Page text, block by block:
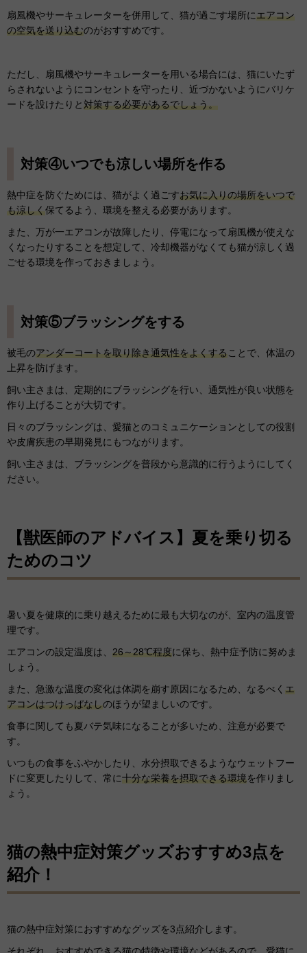
扇風機やサーキュレーターを併用して、猫が過ごす場所にエアコン
の空気を送り込むのがおすすめです。
ただし、扇風機やサーキュレーターを用いる場合には、猫にいたず
らされないようにコンセントを守ったり、近づかないようにバリケ
ードを設けたりと対策する必要があるでしょう。
対策④いつでも涼しい場所を作る
熱中症を防ぐためには、猫がよく過ごすお気に入りの場所をいつで
も涼しく保てるよう、環境を整える必要があります。
また、万が一エアコンが故障したり、停電になって扇風機が使えな
くなったりすることを想定して、冷却機器がなくても猫が涼しく過
ごせる環境を作っておきましょう。
対策⑤ブラッシングをする
被毛のアンダーコートを取り除き通気性をよくすることで、体温の
上昇を防げます。
飼い主さまは、定期的にブラッシングを行い、通気性が良い状態を
作り上げることが大切です。
日々のブラッシングは、愛猫とのコミュニケーションとしての役割
や皮膚疾患の早期発見にもつながります。
飼い主さまは、ブラッシングを普段から意識的に行うようにしてく
ださい。
【獣医師のアドバイス】夏を乗り切る
ためのコツ
暑い夏を健康的に乗り越えるために最も大切なのが、室内の温度管
理です。
エアコンの設定温度は、 26～28℃程度に保ち、熱中症予防に努めま
しょう。
また、急激な温度の変化は体調を崩す原因になるため、なるべく エ
アコンはつけっぱなしのほうが望ましいのです。
食事に関しても夏バテ気味になることが多いため、注意が必要で
す。
いつもの食事をふやかしたり、水分摂取できるようなウェットフー
ドに変更したりして、常に十分な栄養を摂取できる環境を作りまし
ょう。
猫の熱中症対策グッズおすすめ3点を
紹介！
猫の熱中症対策におすすめなグッズを3点紹介します。